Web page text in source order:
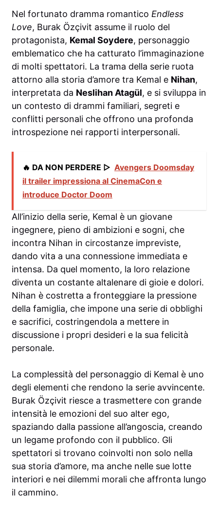
Nel fortunato dramma romantico Endless
Love, Burak Özçivit assume il ruolo del
protagonista, Kemal Soydere, personaggio
emblematico che ha catturato l’immaginazione
di molti spettatori. La trama della serie ruota
attorno alla storia d’amore tra Kemal e Nihan,
interpretata da Neslihan Atagül, e si sviluppa in
un contesto di drammi familiari, segreti e
conflitti personali che offrono una profonda
introspezione nei rapporti interpersonali.
🔥 DA NON PERDERE ▷ Avengers Doomsday
il trailer impressiona al CinemaCon e
introduce Doctor Doom
All’inizio della serie, Kemal è un giovane
ingegnere, pieno di ambizioni e sogni, che
incontra Nihan in circostanze impreviste,
dando vita a una connessione immediata e
intensa. Da quel momento, la loro relazione
diventa un costante altalenare di gioie e dolori.
Nihan è costretta a fronteggiare la pressione
della famiglia, che impone una serie di obblighi
e sacrifici, costringendola a mettere in
discussione i propri desideri e la sua felicità
personale.
La complessità del personaggio di Kemal è uno
degli elementi che rendono la serie avvincente.
Burak Özçivit riesce a trasmettere con grande
intensità le emozioni del suo alter ego,
spaziando dalla passione all’angoscia, creando
un legame profondo con il pubblico. Gli
spettatori si trovano coinvolti non solo nella
sua storia d’amore, ma anche nelle sue lotte
interiori e nei dilemmi morali che affronta lungo
il cammino.